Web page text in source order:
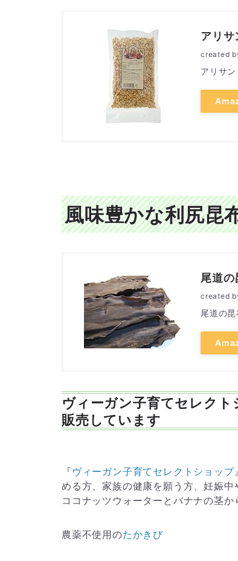
アリ
created
アリサン
風味豊かな利尻昆
尾道
created
尾道の
ヴィーガン子育てセレク
販売しています
『 ヴィーガン子育てセレクトショップ
める方、家族の健康を願う方、妊娠中
ココナッツウォーターとバナナの茎か
農薬不使用のたかきび